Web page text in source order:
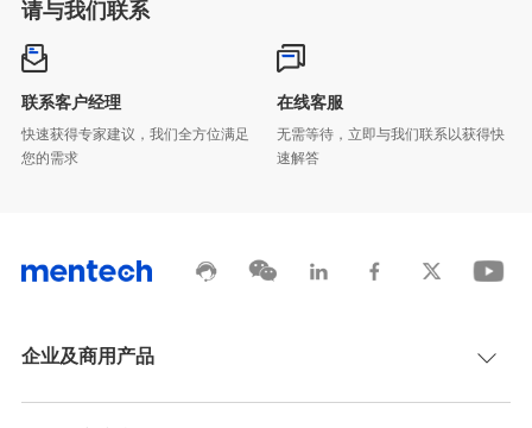
请与我们联系
联系客户经理
您的需求
在线客服
速解答
企业及商用产品